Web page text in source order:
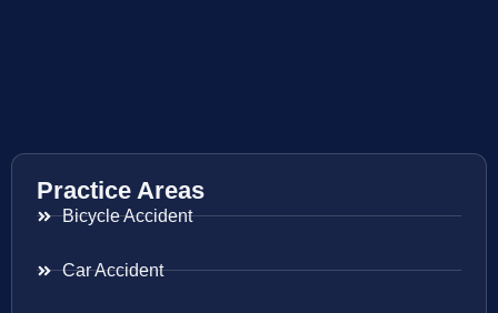
Practice Areas
Bicycle Accident
Car Accident